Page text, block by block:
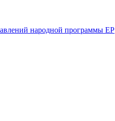
народной программы ЕР